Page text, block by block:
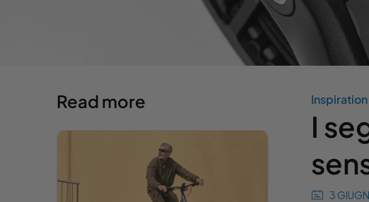
Inspiration
I
3
Read more